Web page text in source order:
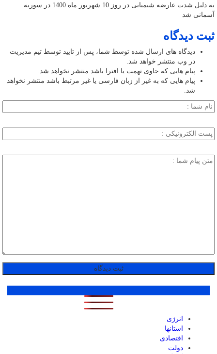
به دلیل شدت عارضه شیمیایی در روز 10 شهریور ماه 1400 در سوریه
آسمانی شد
ثبت دیدگاه
دیدگاه های ارسال شده توسط شما، پس از تایید توسط تیم مدیریت
در وب منتشر خواهد شد.
پیام هایی که حاوی تهمت یا افترا باشد منتشر نخواهد شد.
پیام هایی که به غیر از زبان فارسی یا غیر مرتبط باشد منتشر نخواهد
شد.
انرژی
استانها
اقتصادی
دولت